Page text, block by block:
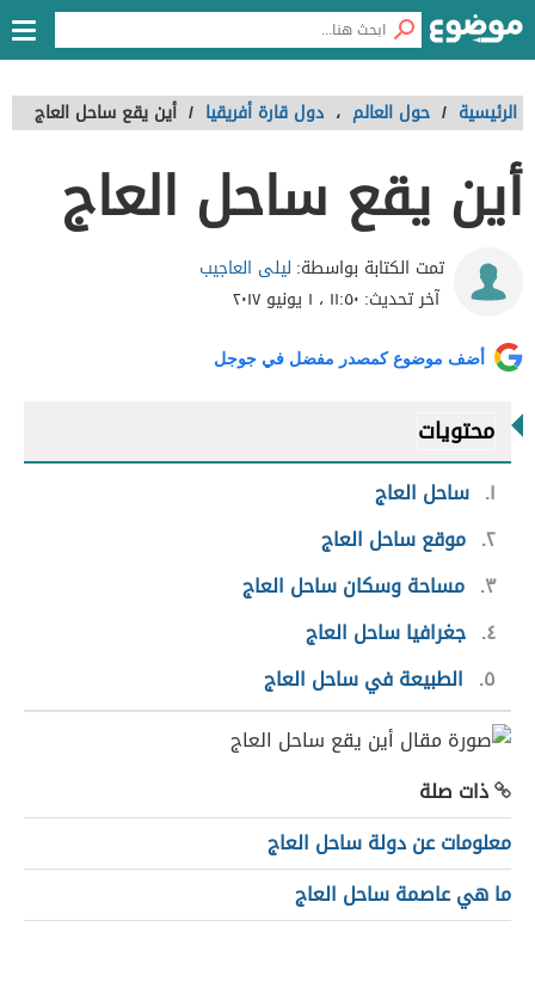
الرئيسية / حول العالم ، دول قارة أفريقيا / أين يقع ساحل العاج
أين يقع ساحل العاج
تمت الكتابة بواسطة: ليلى العاجيب
آخر تحديث: ١١:٥٠ ، ١ يونيو ٢٠١٧
أضف موضوع كمصدر مفضل في جوجل
محتويات
١ ساحل العاج
٢ موقع ساحل العاج
٣ مساحة وسكان ساحل العاج
٤ جغرافيا ساحل العاج
٥
الطبيعة في ساحل العاج
ذات صلة
معلومات عن دولة ساحل العاج
ما هي عاصمة ساحل العاج